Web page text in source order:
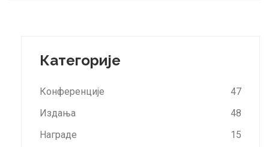
Категорије
Конференције
47
Издања
48
Награде
15